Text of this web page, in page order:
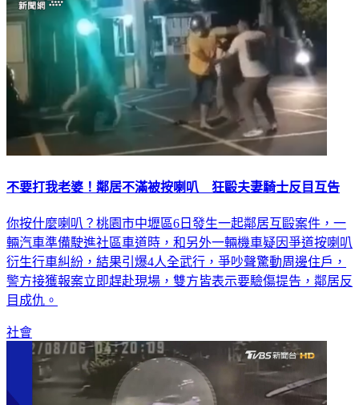
不要打我老婆！鄰居不滿被按喇叭 狂毆夫妻騎士反目互告
你按什麼喇叭？桃園市中壢區6日發生一起鄰居互毆案件，一
輛汽車準備駛進社區車道時，和另外一輛機車疑因爭道按喇叭
衍生行車糾紛，結果引爆4人全武行，爭吵聲驚動周邊住戶，
警方接獲報案立即趕赴現場，雙方皆表示要驗傷提告，鄰居反
目成仇。
社會